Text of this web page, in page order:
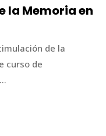
la Memoria en
de la
curso de